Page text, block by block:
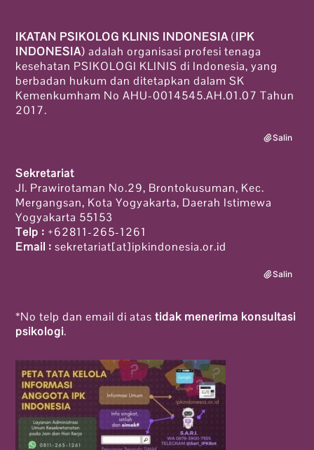
IKATAN PSIKOLOG KLINIS INDONESIA(IPK
INDONESIA) adalah organisasi profesi tenaga
kesehatan PSIKOLOGI KLINIS di Indonesia, yang
berbadan hukum dan ditetapkan dalam SK
Kemenkumham No AHU-0014545.AH.01.07 Tahun
2017.
Salin
Sekretariat
Jl. Prawirotaman No.29, Brontokusuman, Kec.
Mergangsan, Kota Yogyakarta, Daerah Istimewa
Yogyakarta 55153
Telp : +62811-265-1261
Email : sekretariat[at]ipkindonesia.or.id
Salin
*No telp dan email di atastidak menerima konsultasi
psikologi.